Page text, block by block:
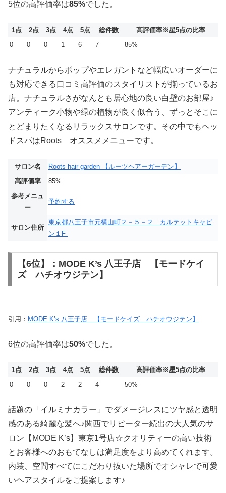
5位の高評価率は85%でした。
1点 2点 3点 4点 5点 総件数 高評価率※星5点の比率
0
0 0 1 6 7 85%
ナチュラルからポップやエレガントなど幅広いオーダーに
も対応できる口コミ高評価のスタイリストが揃っているお
店。ナチュラルさがなんとも居心地の良い白壁のお部屋♪
アンティーク小物や緑の植物が良く似合う、ずっとそこに
とどまりたくなるリラックスサロンです。その中でもヘッ
ドスパはRoots オススメメニューです。
サロン名
Roots hair garden 【ルーツヘアーガーデン】
高評価率
85%
参考メニュ
ー
予約する
サロン住所
東京都八王子市元横山町２－５－２ カルテットキャビ
ン１F
【6位】：MODE K’s 八王子店 【モードケイ
ズ ハチオウジテン】
引用： MODE K’s 八王子店 【モードケイズ ハチオウジテン】
6位の高評価率は50%でした。
1点 2点 3点 4点 5点 総件数 高評価率※星5点の比率
0
0 0 2 2 4 50%
話題の「イルミナカラー」でダメージレスにツヤ感と透明
感のある綺麗な髪へ♪関西でリピーター続出の大人気のサ
ロン【MODE K’s】東京1号店☆クオリティーの高い技術
とお客様へのおもてなしは満足度をより高めてくれます。
内装、空間すべてにこだわり抜いた場所でオシャレで可愛
いヘアスタイルをご提案します♪